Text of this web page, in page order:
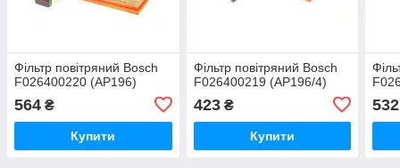
Фільтр повітряний Bosch
F026400220 (AP196)
564 ₴
Купити
Фільтр повітряний Bosch
F026400219 (AP196/4)
423₴
Купити
532